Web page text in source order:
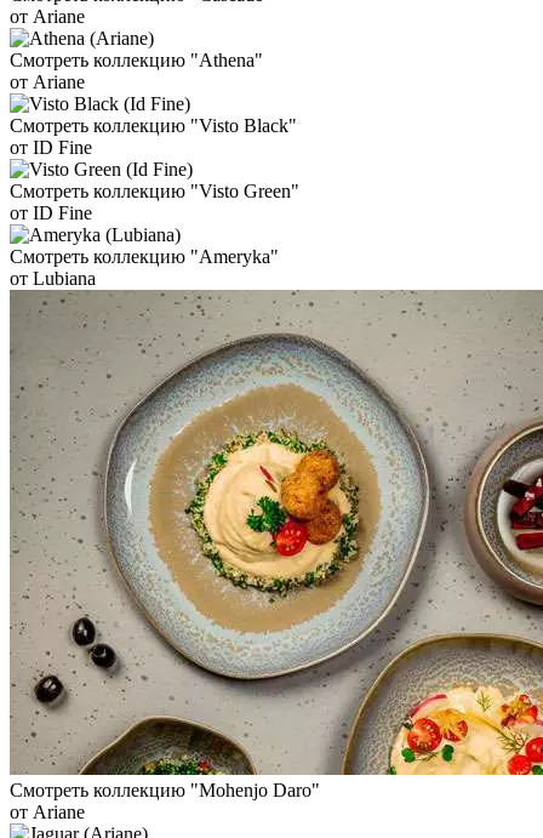
от Ariane
Смотреть коллекцию "Athena"
от Ariane
Смотреть коллекцию "Visto Black"
от ID Fine
Смотреть коллекцию "Visto Green"
от ID Fine
Смотреть коллекцию "Ameryka"
от Lubiana
Смотреть коллекцию "Mohenjo Daro"
от Ariane